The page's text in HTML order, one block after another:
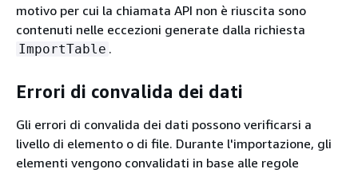
motivo per cui la chiamata API non è riuscita sono
contenuti nelle eccezioni generate dalla richiesta
ImportTable .
Errori di convalida dei dati
Gli errori di convalida dei dati possono verificarsi a
livello di elemento o di file. Durante l'importazione, gli
elementi vengono convalidati in base alle regole